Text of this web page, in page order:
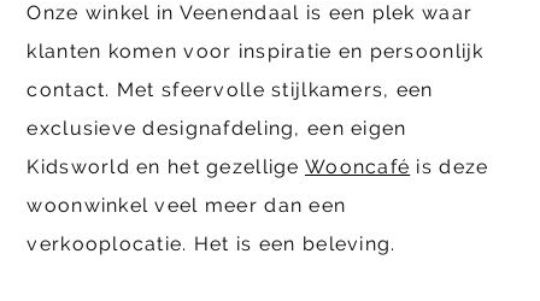
Onze winkel in Veenendaal is een plek waar
klanten komen voor inspiratie en persoonlijk
contact. Met sfeervolle stijlkamers, een
exclusieve designafdeling, een eigen
Kidsworld en het gezellige Wooncafé is deze
woonwinkel veel meer dan een
verkooplocatie. Het is een beleving.